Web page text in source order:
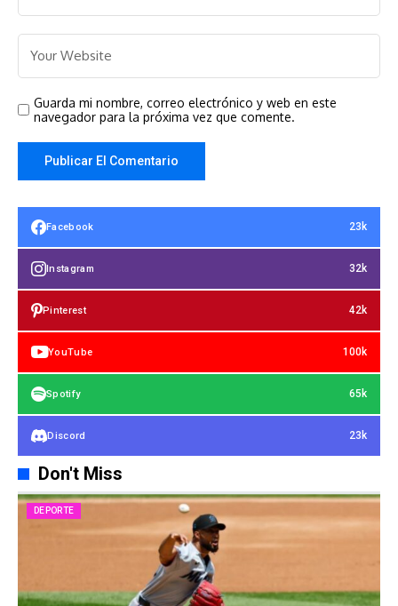
Guarda mi nombre, correo electrónico y web en este
navegador para la próxima vez que comente.
Facebook 23k
Instagram 32k
Pinterest 42k
YouTube 100k
Spotify 65k
Discord 23k
Don't Miss
DEPORTE